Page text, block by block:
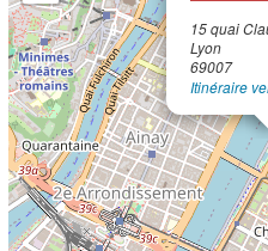
15 quai
Lyon
69007
Itinéraire